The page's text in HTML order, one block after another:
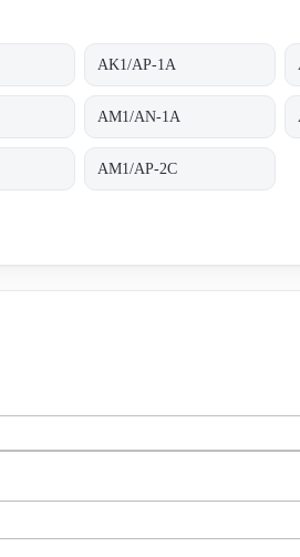
AK1/AP-1A
AM1/AN-1A
AM1/AP-2C